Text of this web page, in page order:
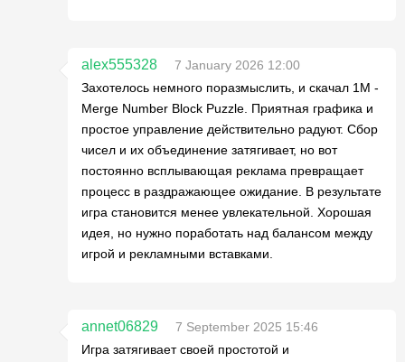
alex555328
7 January 2026 12:00
Захотелось немного поразмыслить, и скачал 1M -
Merge Number Block Puzzle. Приятная графика и
простое управление действительно радуют. Сбор
чисел и их объединение затягивает, но вот
постоянно всплывающая реклама превращает
процесс в раздражающее ожидание. В результате
игра становится менее увлекательной. Хорошая
идея, но нужно поработать над балансом между
игрой и рекламными вставками.
annet06829
7 September 2025 15:46
Игра затягивает своей простотой и